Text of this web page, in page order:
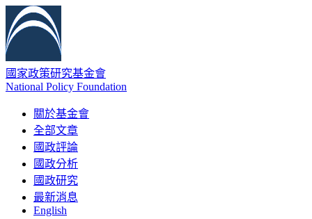
國家政策研究基金會
National Policy Foundation
關於基金會
全部文章
國政評論
國政分析
國政研究
最新消息
English